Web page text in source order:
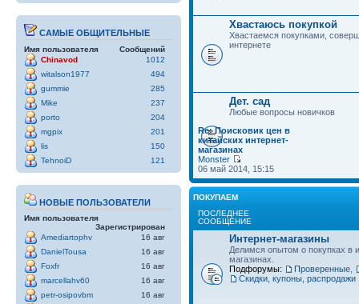
САМЫЕ ОБЩИТЕЛЬНЫЕ
Имя пользователя
Сообщений
Chinavod
1012
witalson1977
494
gummie
285
Mike
237
porto
204
mgpix
201
lis
150
TehnoiD
121
НОВЫЕ ПОЛЬЗОВАТЕЛИ
Имя пользователя
Зарегистрирован
Amediartophv
16 авг
DanielTousa
16 авг
Foxfr
16 авг
marcellahv60
16 авг
petr-osipovbm
16 авг
Хвастаюсь покупкой
Хвастаемся покупками,
интернете
Дет. сад
Любые вопросы новичков
Re: Поисковик цен в
китайских интернет-
магазинах
Monster
06 май 2014, 15:15
ПОКУПАЕМ
ПОСЛЕДНЕЕ
СООБЩЕНИЕ
Интернет-магазины
Делимся опытом о покупках в
магазинах.
Подфорумы:
Проверенные
Скидки, купоны, распродажи